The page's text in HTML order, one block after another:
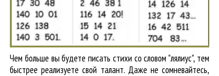
Чем больше вы будете писать стихи со словом "лялиус", тем
быстрее реализуете свой талант. Даже не сомневайтесь,